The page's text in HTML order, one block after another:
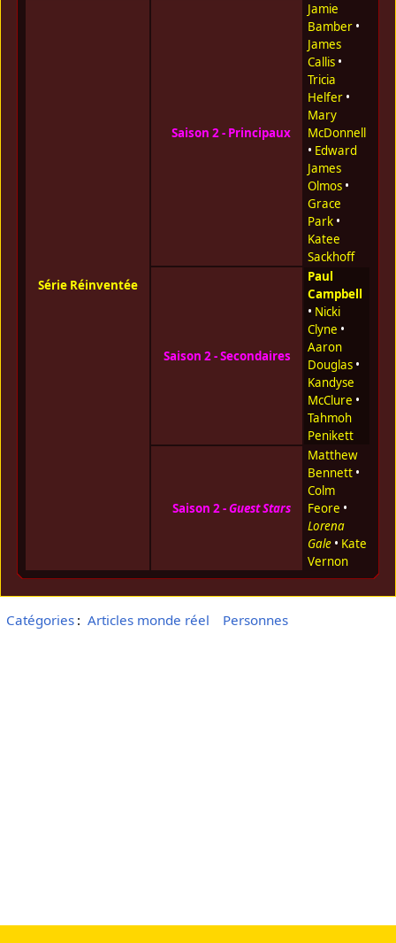
Série Réinventée
Saison 2 - Principaux
Jamie
Bamber•
James
Callis•
Tricia
Helfer•
Mary
McDonnell
• Edward
James
Olmos•
Grace
Park•
Katee
Sackhoff
Saison 2 - Secondaires
Paul
Campbell
• Nicki
Clyne •
Aaron
Douglas•
Kandyse
McClure •
Tahmoh
Penikett
Saison 2 -Guest Stars
Matthew
Bennett•
Colm
Feore •
Lorena
Gale• Kate
Vernon
Catégories: Articles monde réel Personnes